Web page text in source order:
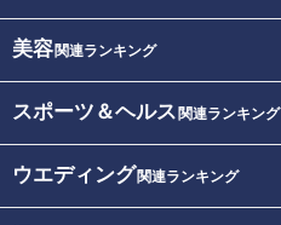
美容関連ランキング
スポーツ＆ヘルス 関連ランキング
ウエディング関連ランキング